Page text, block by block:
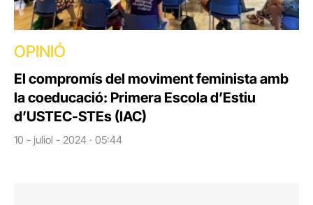
OPINIÓ
El compromís del moviment feminista amb
la coeducació: Primera Escola d’Estiu
d’USTEC-STEs (IAC)
10 - juliol - 2024 · 05:44